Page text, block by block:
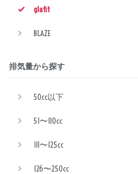
glafit
BLAZE
排気量から探す
50cc以下
51〜110cc
111〜125cc
126〜250cc